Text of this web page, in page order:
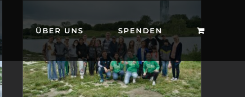
ÜBER UNS SPENDEN
internationale
Umweltschutzlauf